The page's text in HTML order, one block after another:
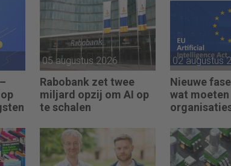
05 augustus 2026
Rabobank zet twee
miljard opzij om AI op
te schalen
02 augustus
Nieuwe
wat moeten
regelen?